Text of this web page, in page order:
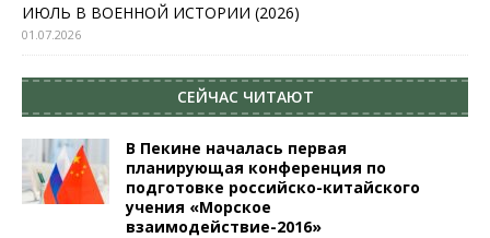
ИЮЛЬ В ВОЕННОЙ ИСТОРИИ (2026)
01.07.2026
СЕЙЧАС ЧИТАЮТ
В Пекине началась первая
планирующая конференция по
подготовке российско-китайского
учения «Морское
взаимодействие-2016»